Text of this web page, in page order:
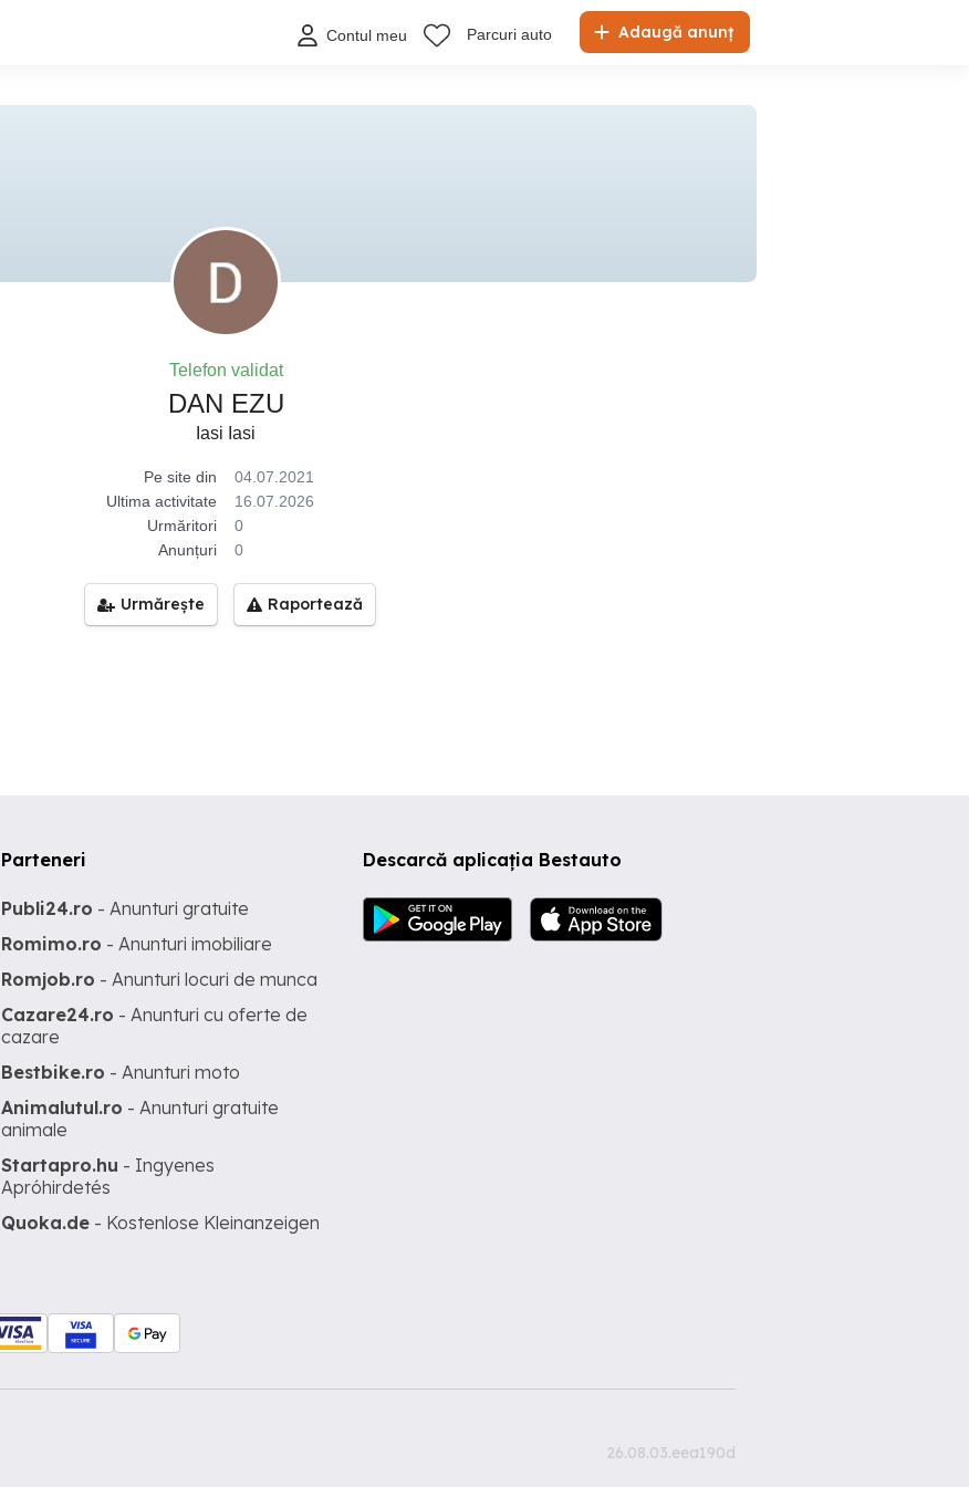
Adaugă anunț
Contul meu Parcuri auto
Telefon validat
DAN EZU
Iasi Iasi
Pe site din
04.07.2021
Ultima activitate
16.07.2026
Urmăritori
0
Anunțuri
0
Urmărește Raportează
Descarcă aplicația Bestauto
Parteneri
Publi24.ro - Anunturi gratuite
Romimo.ro - Anunturi imobiliare
Romjob.ro - Anunturi locuri de munca
Cazare24.ro - Anunturi cu oferte de
cazare
Bestbike.ro - Anunturi moto
Animalutul.ro - Anunturi gratuite
animale
Startapro.hu - Ingyenes
Apróhirdetés
Quoka.de - Kostenlose Kleinanzeigen
26.08.03.eea190d